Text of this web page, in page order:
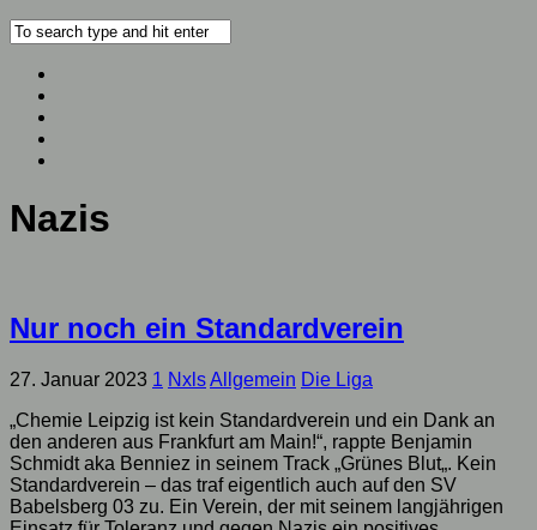
Nazis
Nur noch ein Standardverein
27. Januar 2023 1 NxlsAllgemein Die Liga
„Chemie Leipzig ist kein Standardverein und ein Dank an
den anderen aus Frankfurt am Main!“, rappte Benjamin
Schmidt aka Benniez in seinem Track „Grünes Blut„. Kein
Standardverein – das traf eigentlich auch auf den SV
Babelsberg 03 zu. Ein Verein, der mit seinem langjährigen